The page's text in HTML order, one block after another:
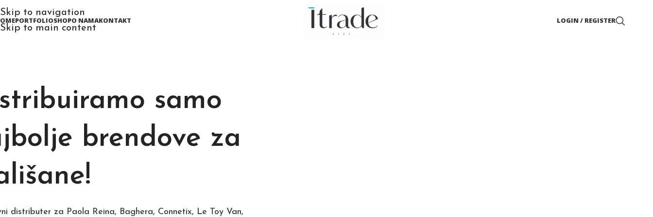
Skip to navigation
Skip to main content
PORTFOLIOSHOPO NAMAKONTAKT LOGIN / REGISTER
samo
brendove za
distributer za Paola Reina, Baghera, Connetix, Le Toy Van,